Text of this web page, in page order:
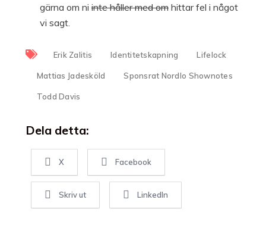
gärna om ni inte håller med omhittar fel i något
vi sagt.
Erik Zalitis Identitetskapning Lifelock
Mattias Jadesköld Sponsrat Nordlo Shownotes
Todd Davis
Dela detta:
X Facebook
Skriv ut LinkedIn